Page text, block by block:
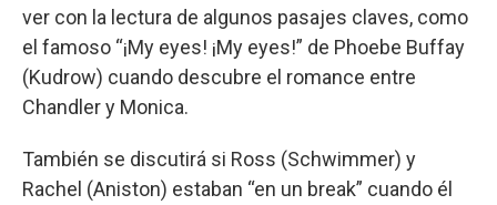
ver con la lectura de algunos pasajes claves, como
el famoso “¡My eyes! ¡My eyes!” de Phoebe Buffay
(Kudrow) cuando descubre el romance entre
Chandler y Monica.
También se discutirá si Ross (Schwimmer) y
Rachel (Aniston) estaban “en un break” cuando él